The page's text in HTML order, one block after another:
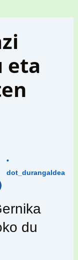
eta
•
dot_durangaldea
du